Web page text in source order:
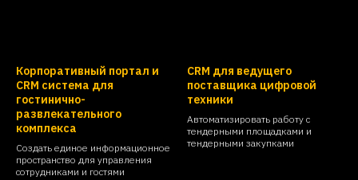
Корпоративный портал и
CRM система для
гостинично-
развлекательного
комплекса
Создать единое информационное
пространство для управления
сотрудниками и гостями
CRM для ведущего
поставщика цифровой
техники
Автоматизировать работу с
тендерными площадками и
тендерными закупками